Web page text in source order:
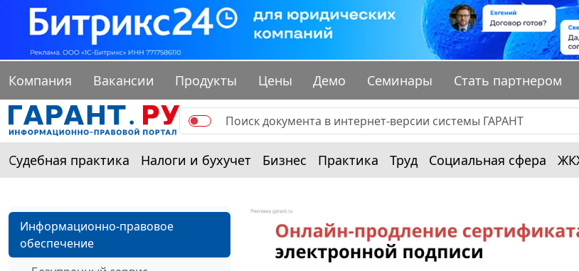
Компания Вакансии Продукты Цены Демо Семинары Стать партнером
Судебная практика Налоги и бухучет Бизнес Практика Труд Социальная сфера
Информационно-правовое
обеспечение